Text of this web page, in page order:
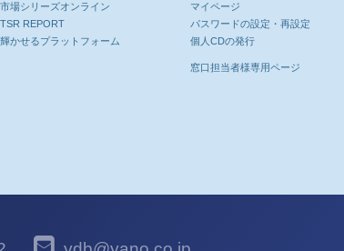
場シリーズオンライン
REPORT
かせるプラットフォーム
マイページ
パスワードの設定・再設定
個人CDの発行
窓口担当者様専用ページ